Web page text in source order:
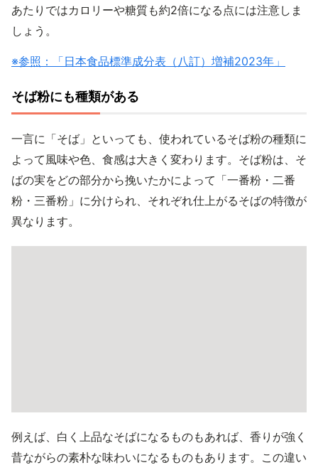
あたりではカロリーや糖質も約2倍になる点には注意しま
しょう。
※参照：「日本食品標準成分表（八訂）増補2023年」
そば粉にも種類がある
一言に「そば」といっても、使われているそば粉の種類に
よって風味や色、食感は大きく変わります。そば粉は、そ
ばの実をどの部分から挽いたかによって「一番粉・二番
粉・三番粉」に分けられ、それぞれ仕上がるそばの特徴が
異なります。
例えば、白く上品なそばになるものもあれば、香りが強く
昔ながらの素朴な味わいになるものもあります。この違い